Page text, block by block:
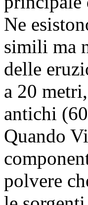
Ne
simili ma
delle
a 20
antichi
Quando
polvere